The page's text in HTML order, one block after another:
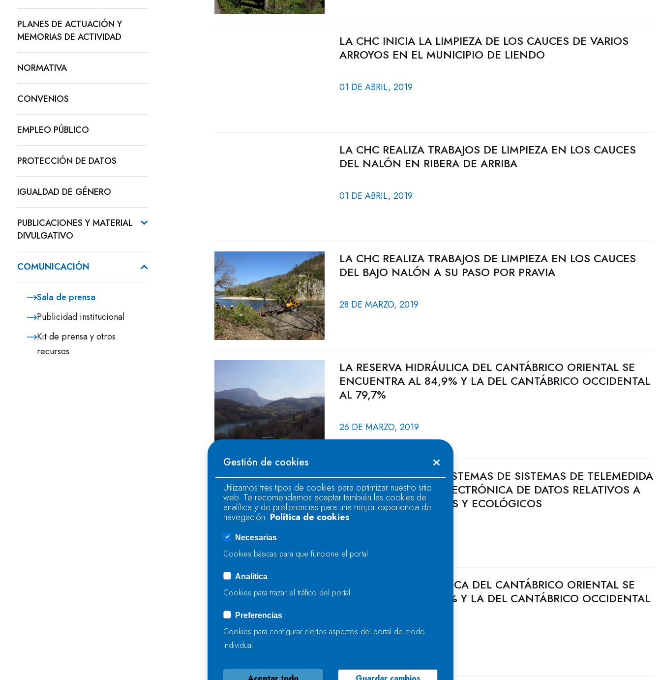
PLANES DE ACTUACIÓN Y
MEMORIAS DE ACTIVIDAD
NORMATIVA
CONVENIOS
EMPLEO PÚBLICO
PROTECCIÓN DE DATOS
IGUALDAD DE GÉNERO
PUBLICACIONES Y MATERIAL
DIVULGATIVO
COMUNICACIÓN
Sala de prensa
Publicidad institucional
Kit de prensa y otros
recursos
LA CHC INICIA LA LIMPIEZA DE LOS CAUCES DE VARIOS
ARROYOS EN EL MUNICIPIO DE LIENDO
01 DE ABRIL, 2019
LA CHC REALIZA TRABAJOS DE LIMPIEZA EN LOS CAUCES
DEL NALÓN EN RIBERA DE ARRIBA
01 DE ABRIL, 2019
LA CHC REALIZA TRABAJOS DE LIMPIEZA EN LOS CAUCES
DEL BAJO NALÓN A SU PASO POR PRAVIA
28 DE MARZO, 2019
LA RESERVA HIDRÁULICA DEL CANTÁBRICO ORIENTAL SE
ENCUENTRA AL 84,9% Y LA DEL CANTÁBRICO OCCIDENTAL
AL 79,7%
26 DE MARZO, 2019
IMPLANTACIÓN DE SISTEMAS DE SISTEMAS DE TELEMEDIDA
Y COMUNICACIÓN ELECTRÓNICA DE DATOS RELATIVOS A
CAUDALES DERIVADOS Y ECOLÓGICOS
LA RESERVA HIDRÁULICA DEL CANTÁBRICO ORIENTAL SE
ENCUENTRA AL 84,9% Y LA DEL CANTÁBRICO OCCIDENTAL
Gestión de cookies
Utilizamos tres tipos de cookies para optimizar nuestro sitio
web. Te recomendamos aceptar también las cookies de
analítica y de preferencias para una mejor experiencia de
navegación. Política de cookies
Necesarias
Cookies básicas para que funcione el portal
Analítica
Cookies para trazar el tráfico del portal
Preferencias
Cookies para configurar ciertos aspectos del portal de modo
individual